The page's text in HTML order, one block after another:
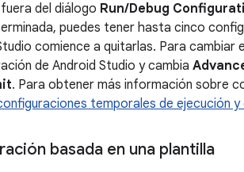
del diálogo Run/Debug
puedes tener hasta cinco
comience a quitarlas. Para cambiar
de Android Studio y cambia
. Para obtener más información sobre
temporales de ejecución y
basada en una plantilla